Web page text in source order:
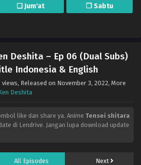
❏ Jum'at ❐ Sabtu
Deshita – Ep 06 (Dual Subs)
Indonesia & English
views, Released on November 3, 2022, More
Deshita
like dan share ya. Anime Tensei shitara
di Lendrive. Jangan lupa download update
All Episodes Next